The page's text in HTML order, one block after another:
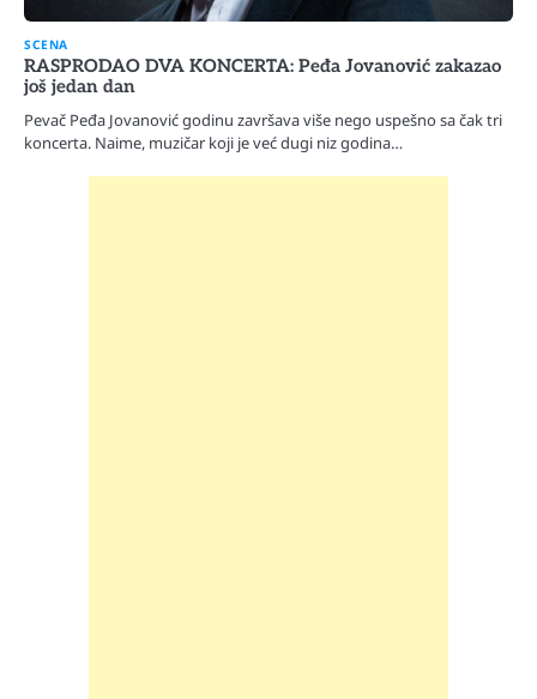
SCENA
RASPRODAO DVA KONCERTA: Peđa Jovanović zakazao
još jedan dan
Pevač Peđa Jovanović godinu završava više nego uspešno sa čak tri
koncerta. Naime, muzičar koji je već dugi niz godina…